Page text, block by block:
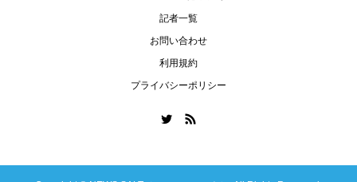
記者一覧
お問い合わせ
利用規約
プライバシーポリシー